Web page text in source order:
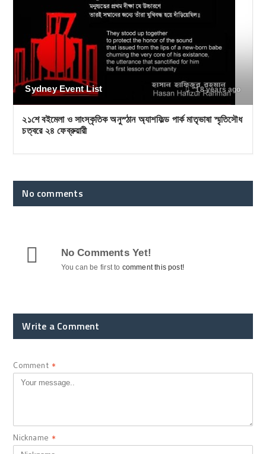
Sydney Event List 18 years ago
২১শে বইমেলা ও সাংস্কৃতিক অনুস্ঠান অ্যাশফিল্ড পার্ক মাতৃভাষা স্মৃতিসৌধ
চত্বরে ২৪ ফেব্রুয়ারী
No comments
No Comments Yet!
You can be first to comment this post!
Write a Comment
Comment *
Nickname *